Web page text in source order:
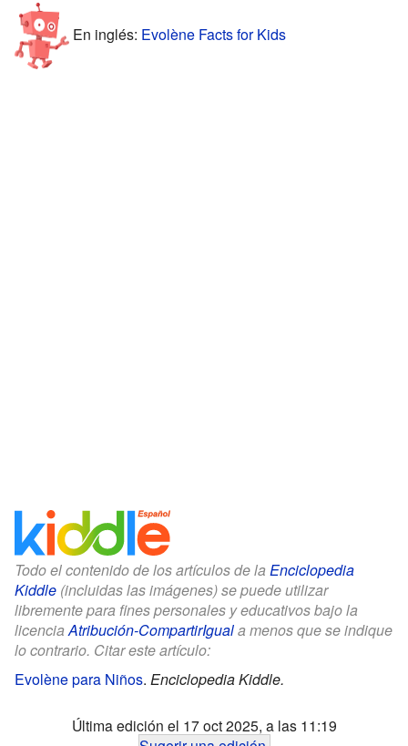
En inglés: Evolène Facts for Kids
Todo el contenido de los artículos de la Enciclopedia
Kiddle (incluidas las imágenes) se puede utilizar
libremente para fines personales y educativos bajo la
licenciaAtribución-CompartirIguala menos que se indique
lo contrario. Citar este artículo:
Evolène para Niños. Enciclopedia Kiddle.
Última edición el 17 oct 2025, a las 11:19